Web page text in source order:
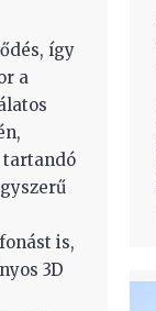
így
a
tartandó
is,
3D